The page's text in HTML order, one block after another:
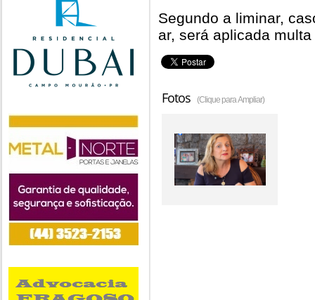
Segundo a liminar,
ar, será aplicada
Fotos (Clique para Ampliar)